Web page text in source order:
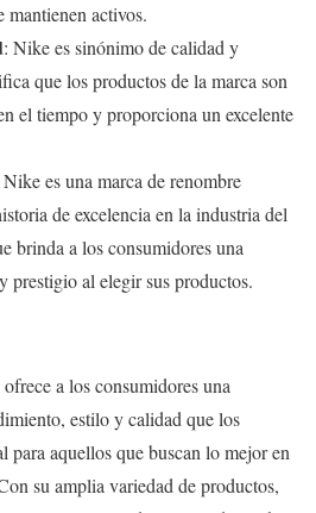
mantienen activos.
: Nike es sinónimo de calidad y
que los productos de la marca son
el tiempo y proporciona un excelente
Nike es una marca de renombre
de excelencia en la industria del
brinda a los consumidores una
prestigio al elegir sus productos.
a los consumidores una
estilo y calidad que los
para aquellos que buscan lo mejor en
su amplia variedad de productos,